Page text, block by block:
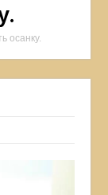
осанку.